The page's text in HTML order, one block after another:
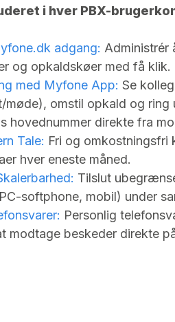
i hver PBX-
adgang: Administrér
og opkaldskøer med få klik.
med Myfone App: Se
møde), omstil opkald og ring
hovednummer direkte fra
Tale: Fri og omkostningsfri
hver eneste måned.
Tilslut
softphone, mobil) under
Personlig
modtage beskeder direkte